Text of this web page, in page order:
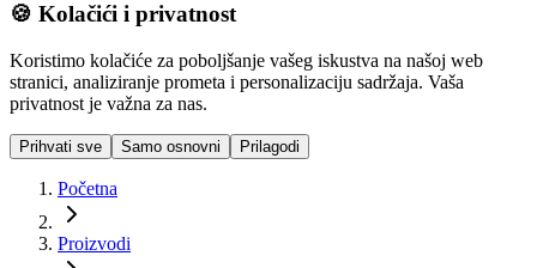
🍪 Kolačići i privatnost
Koristimo kolačiće za poboljšanje vašeg iskustva na našoj web
stranici, analiziranje prometa i personalizaciju sadržaja. Vaša
privatnost je važna za nas.
Prihvati sve Samo osnovni Prilagodi
Početna
Proizvodi